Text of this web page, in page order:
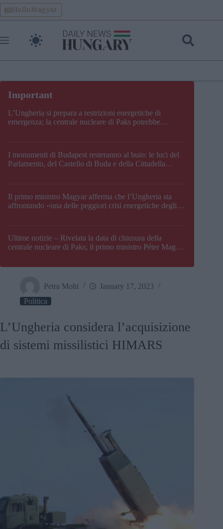
Skip
to
content
HelloMagyar
L’Ungheria si prepara a restrizioni energetiche di
emergenza; la centrale nucleare di Paks potrebbe
I monumenti di Budapest resteranno al buio: le luci del
Parlamento, del Castello di Buda e della Cittadella
Il primo ministro Magyar afferma che l’Ungheria sta
affrontando «una delle peggiori crisi energetiche degli
Ultime notizie – Rivelata la data di chiusura della
centrale nucleare di Paks; il primo ministro Péter Magyar
Petra Mohi
January 17, 2023
Politica
L’Ungheria considera l’acquisizione
di sistemi missilistici HIMARS